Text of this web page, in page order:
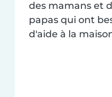
des mamans et
papas qui ont
d'aide à la